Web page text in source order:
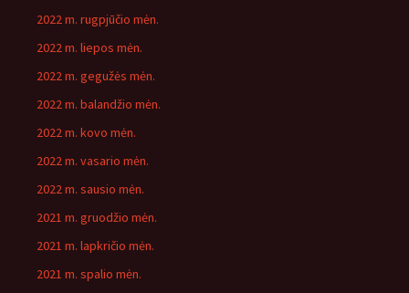
2022 m. rugpjūčio mėn.
2022 m. liepos mėn.
2022 m. gegužės mėn.
2022 m. balandžio mėn.
2022 m. kovo mėn.
2022 m. vasario mėn.
2022 m. sausio mėn.
2021 m. gruodžio mėn.
2021 m. lapkričio mėn.
2021 m. spalio mėn.